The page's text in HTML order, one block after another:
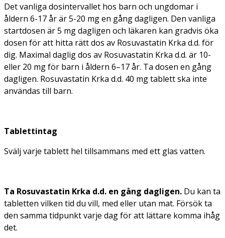
Det vanliga dosintervallet hos barn och ungdomar i
åldern 6-17 år är 5-20 mg en gång dagligen. Den vanliga
startdosen är 5 mg dagligen och läkaren kan gradvis öka
dosen för att hitta rätt dos av Rosuvastatin Krka d.d. för
dig. Maximal daglig dos av Rosuvastatin Krka d.d. är 10-
eller 20 mg för barn i åldern 6–17 år. Ta dosen en gång
dagligen. Rosuvastatin Krka d.d. 40 mg tablett ska inte
användas till barn.
Tablettintag
Svälj varje tablett hel tillsammans med ett glas vatten.
Ta Rosuvastatin Krka d.d. en gång dagligen. Du kan ta
tabletten vilken tid du vill, med eller utan mat. Försök ta
den samma tidpunkt varje dag för att lättare komma ihåg
det.